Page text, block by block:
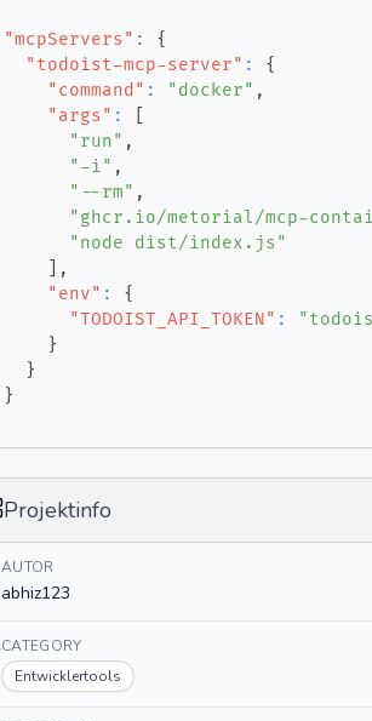
"mcpServers" :
{
"todoist-mcp-server" :
{
"command" : "docker" ,
"args" :
"run" ,
"-i" ,
"--rm" ,
"ghcr.io/metorial/mcp-
"node dist/index.js"
,
"env" :
{
"TODOIST_API_TOKEN" :
}
}
}
Projektinfo
AUTOR
abhiz123
CATEGORY
Entwicklertools